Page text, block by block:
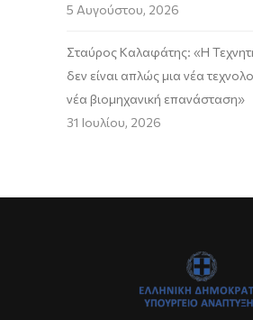
5 Αυγούστου, 2026
Σταύρος Καλαφάτης: «Η
δεν είναι απλώς μια νέα
νέα βιομηχανική επανάσταση»
31 Ιουλίου, 2026